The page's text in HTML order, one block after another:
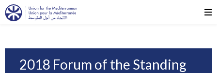
2018 Forum of the Standing